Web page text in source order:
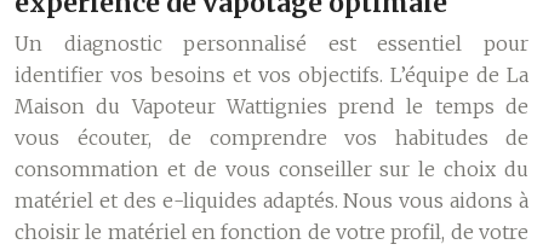
Un diagnostic personnalisé est essentiel pour
identifier vos besoins et vos objectifs. L’équipe de La
Maison du Vapoteur Wattignies prend le temps de
vous écouter, de comprendre vos habitudes de
consommation et de vous conseiller sur le choix du
matériel et des e-liquides adaptés. Nous vous aidons à
choisir le matériel en fonction de votre profil, de votre